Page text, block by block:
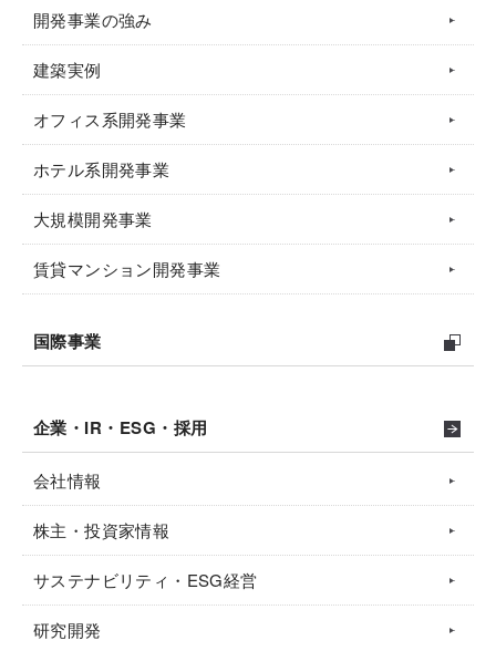
開発事業の強み
建築実例
オフィス系開発事業
ホテル系開発事業
大規模開発事業
賃貸マンション開発事業
国際事業
企業・IR・ESG・採用
会社情報
株主・投資家情報
サステナビリティ・ESG経営
研究開発